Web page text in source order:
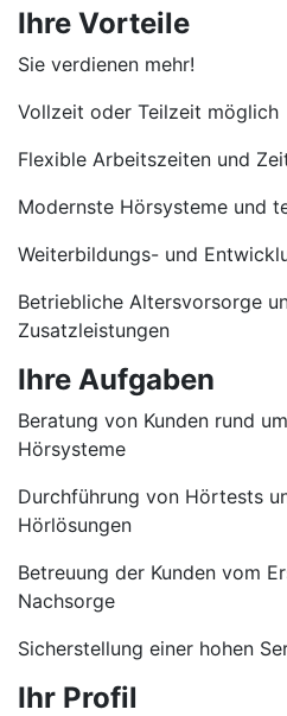
Ihre Vorteile
Sie verdienen mehr!
Vollzeit oder Teilzeit möglich
Flexible Arbeitszeiten und
Modernste Hörsysteme und
Weiterbildungs- und
Betriebliche Altersvorsorge
Zusatzleistungen
Ihre Aufgaben
Beratung von Kunden rund
Hörsysteme
Durchführung von Hörtests
Hörlösungen
Betreuung der Kunden vom
Nachsorge
Sicherstellung einer hohen
Ihr Profil